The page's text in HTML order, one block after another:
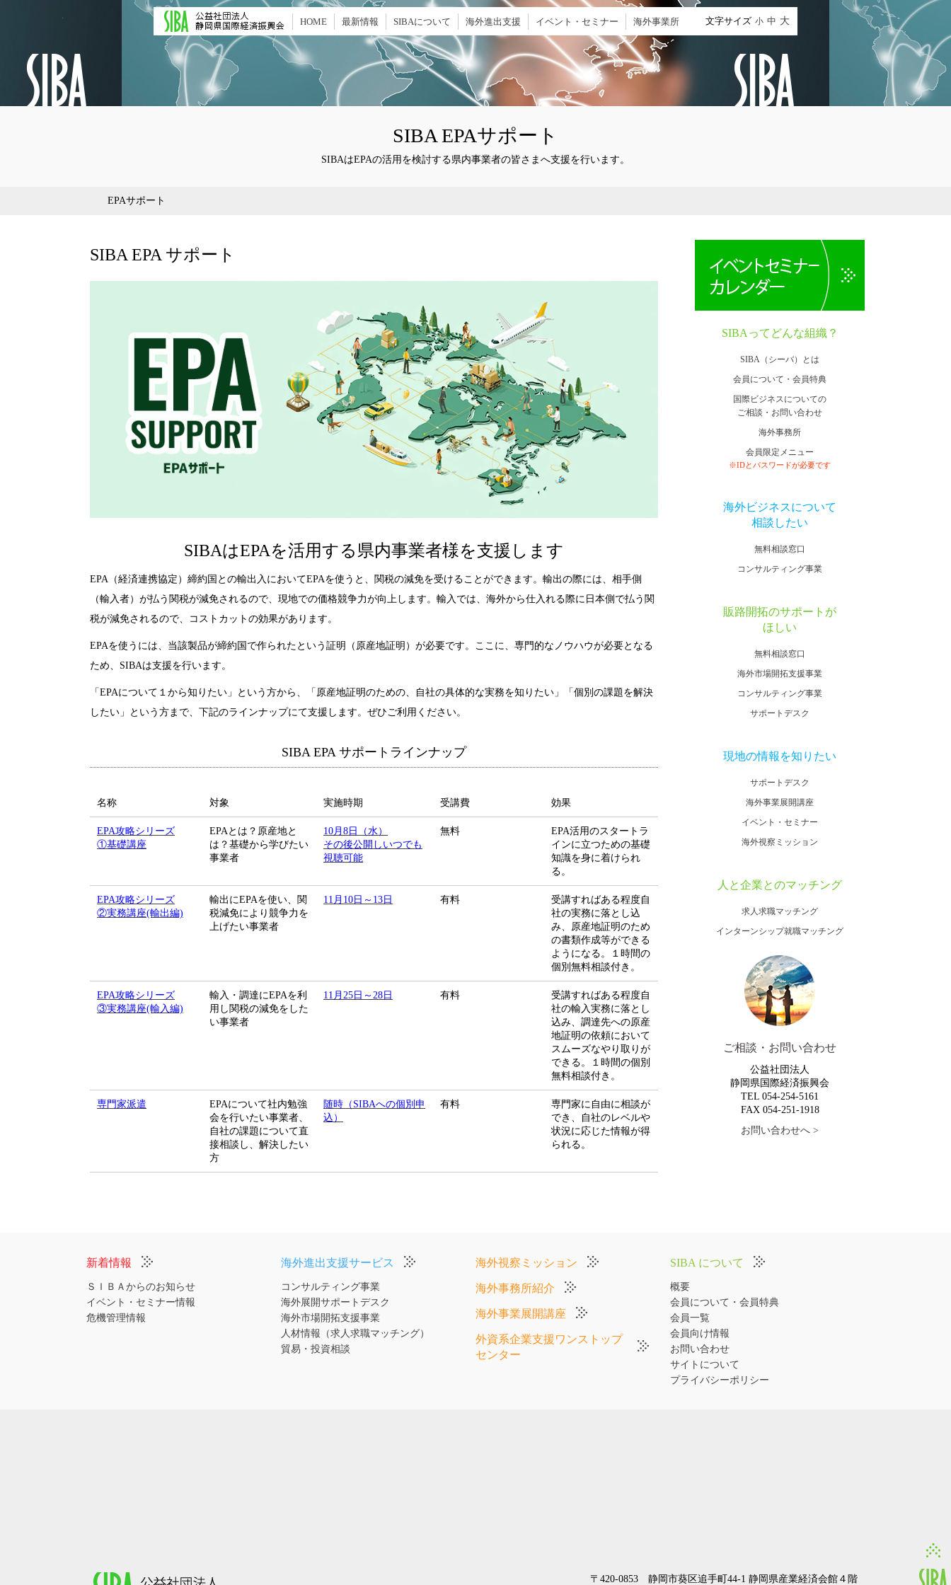
HOME 最新情報 SIBAについて 海外進出支援 イベント・セミナー 海外事業所 文字サイズ 小 中 大
SIBA EPAサポート
SIBAはEPAの活用を検討する県内事業者の皆さまへ支援を行います。
EPAサポート
SIBA EPA サポート
SIBAはEPAを活用する県内事業者様を支援します
EPA（経済連携協定）締約国との輸出入においてEPAを使うと、関税の減免を受けることができます。 輸出の際には、相手側
（輸入者）が払う関税が減免されるので、現地での価格競争力が向上します。 輸入では、海外から仕入れる際に日本側で払う関
税が減免されるので、コストカットの効果があります。
EPAを使うには、当該製品が締約国で作られたという証明（原産地証明）が必要です。ここに、専門的なノウハウが必要となる
ため、SIBAは支援を行います。
「EPAについて１から知りたい」という方から、「原産地証明のための、自社の具体的な実務を知りたい」「個別の課題を解決
したい」という方まで、下記のラインナップにて支援します。ぜひご利用ください。
SIBA EPA サポートラインナップ
名称 対象 実施時期 受講費 効果
EPA攻略シリーズ
①基礎講座
EPAとは？原産地と
は？基礎から学びたい
事業者
10月8日（水）
その後公開しいつでも
視聴可能
無料
EPA活用のスタートラ
インに立つための基礎
知識を身に着けられ
る。
EPA攻略シリーズ
②実務講座(輸出編)
輸出にEPAを使い、関
税減免により競争力を
上げたい事業者
11月10日～13日 有料
受講すればある程度自
社の実務に落とし込
み、原産地証明のため
の書類作成等ができる
ようになる。１時間の
個別無料相談付き。
EPA攻略シリーズ
③実務講座(輸入編)
輸入・調達にEPAを利
用し関税の減免をした
い事業者
11月25日～28日 有料
受講すればある程度自
社の輸入実務に落とし
込み、調達先への原産
地証明の依頼において
スムーズなやり取りが
できる。
１時間の個別
無料相談付き。
専門家派遣
EPAについて社内勉強
会を行いたい事業者、
自社の課題について直
接相談し、解決したい
方
随時 （SIBAへの個別申
込）
有料
専門家に自由に相談が
でき、自社のレベルや
状況に応じた情報が得
られる。
SIBAってどんな組織？
SIBA（シーバ）とは
会員について・会員特典
国際ビジネスについての
ご相談・お問い合わせ
海外事務所
会員限定メニュー
※IDとパスワードが必要です
海外ビジネスについて
相談したい
無料相談窓口
コンサルティング事業
販路開拓のサポートが
ほしい
無料相談窓口
海外市場開拓支援事業
コンサルティング事業
サポートデスク
現地の情報を知りたい
サポートデスク
海外事業展開講座
イベント・セミナー
海外視察ミッション
人と企業とのマッチング
求人求職マッチング
インターンシップ就職マッチング
ご相談・お問い合わせ
公益社団法人
静岡県国際経済振興会
TEL 054-254-5161
FAX 054-251-1918
お問い合わせへ >
新着情報
ＳＩＢＡからのお知らせ
イベント・セミナー情報
危機管理情報
海外進出支援サービス
コンサルティング事業
海外展開サポートデスク
海外市場開拓支援事業
人材情報（求人求職マッチング）
貿易・投資相談
海外視察ミッション
海外事務所紹介
海外事業展開講座
外資系企業支援ワンストップ
センター
SIBA について
概要
会員について・会員特典
会員一覧
会員向け情報
お問い合わせ
サイトについて
プライバシーポリシー
〒420-0853 静岡市葵区追手町44-1 静岡県産業経済会館４階